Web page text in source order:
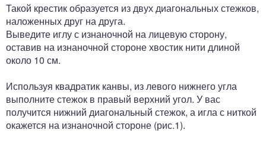
Такой крестик образуется из двух диагональных стежков,
наложенных друг на друга.
Выведите иглу с изнаночной на лицевую сторону,
оставив на изнаночной стороне хвостик нити длиной
около 10 см.
Используя квадратик канвы, из левого нижнего угла
выполните стежок в правый верхний угол. У вас
получится нижний диагональный стежок, а игла с ниткой
окажется на изнаночной стороне (рис.1).